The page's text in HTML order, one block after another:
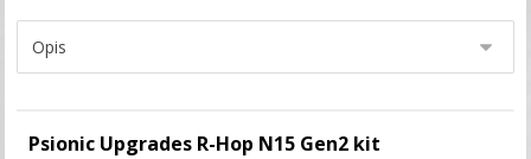
Psionic Upgrades R-Hop N15 Gen2 kit